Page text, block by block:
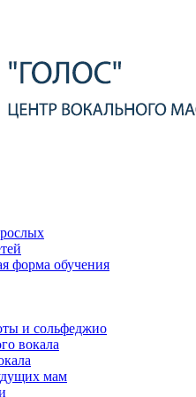
форма обучения
и сольфеджио
вокала
мам